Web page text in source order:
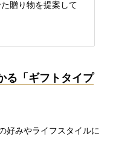
贈り物を提案して
る「ギフトタイプ
好みやライフスタイルに